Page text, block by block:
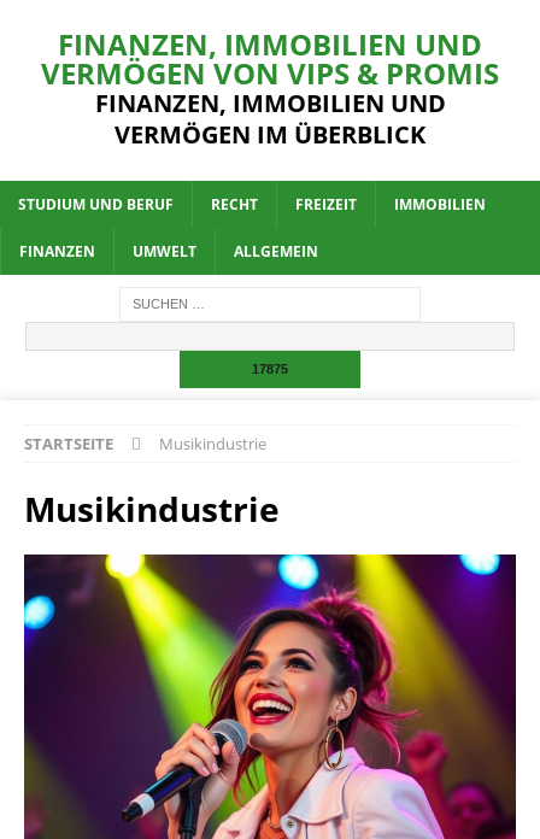
FINANZEN, IMMOBILIEN UND
VERMÖGEN VON VIPS & PROMIS
FINANZEN, IMMOBILIEN UND
VERMÖGEN IM ÜBERBLICK
STUDIUM UND BERUF RECHT FREIZEIT IMMOBILIEN
FINANZEN UMWELT ALLGEMEIN
STARTSEITE Musikindustrie
Musikindustrie